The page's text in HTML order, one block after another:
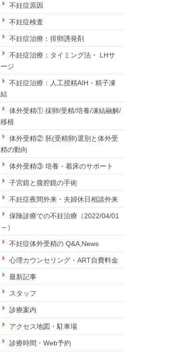
不妊症原因
不妊症検査
不妊症治療：排卵誘発剤
不妊症治療：タイミング法・ LHサ
ージ
不妊症治療：人工授精AIH・精子凍
結
体外受精① 採卵/受精/培養/凍結融解/
移植
体外受精② 胚(受精卵)選別と体外受
精の動向
体外受精③ 培養・着床のサポート
子宮鏡と腹腔鏡の手術
不妊症夜間外来・夫婦休日相談外来
保険診療での不妊治療（2022/04/01
～）
不妊症体外受精の Q&A,News
心理カウンセリング・ART自費料金
最新記事
スタッフ
診療案内
アクセス地図・駐車場
診療時間・Web予約